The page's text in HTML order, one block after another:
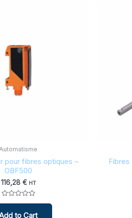
pour fibres optiques –
OBF500
116,28 € HT
Note
sur to Cart
Fibres